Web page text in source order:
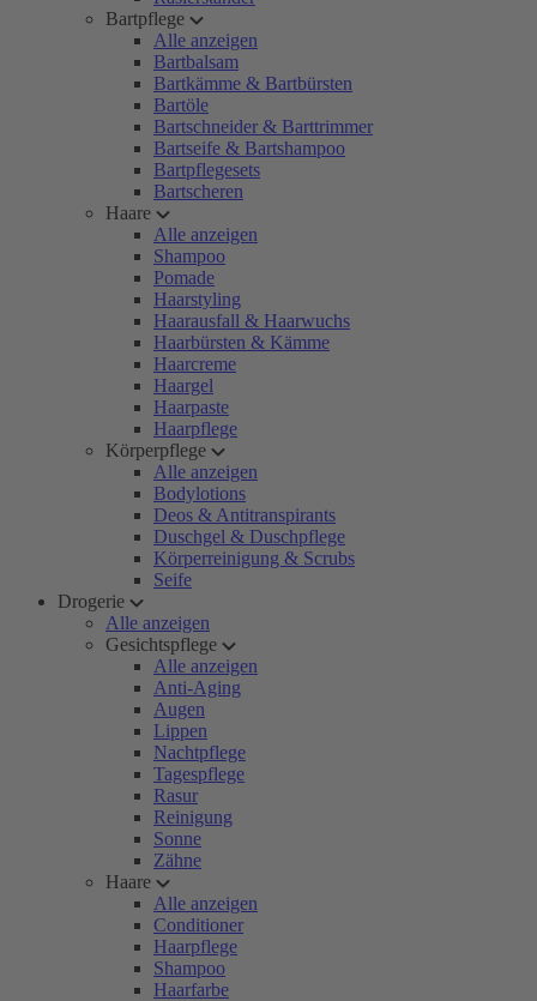
Bartpflege
Alle anzeigen
Bartbalsam
Bartkämme & Bartbürsten
Bartöle
Bartschneider & Barttrimmer
Bartseife & Bartshampoo
Bartpflegesets
Bartscheren
Haare
Alle anzeigen
Shampoo
Pomade
Haarstyling
Haarausfall & Haarwuchs
Haarbürsten & Kämme
Haarcreme
Haargel
Haarpaste
Haarpflege
Körperpflege
Alle anzeigen
Bodylotions
Deos & Antitranspirants
Duschgel & Duschpflege
Körperreinigung & Scrubs
Seife
Drogerie
Alle anzeigen
Gesichtspflege
Alle anzeigen
Anti-Aging
Augen
Lippen
Nachtpflege
Tagespflege
Rasur
Reinigung
Sonne
Zähne
Haare
Alle anzeigen
Conditioner
Haarpflege
Shampoo
Haarfarbe